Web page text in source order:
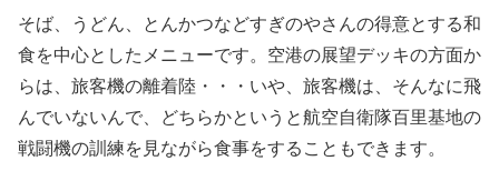
そば、うどん、とんかつなどすぎのやさんの得意とする和
食を中心としたメニューです。空港の展望デッキの方面か
らは、旅客機の離着陸・・・いや、旅客機は、そんなに飛
んでいないんで、どちらかというと航空自衛隊百里基地の
戦闘機の訓練を見ながら食事をすることもできます。